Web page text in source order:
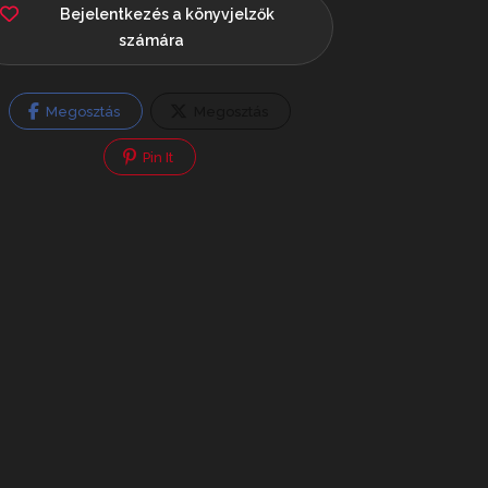
Bejelentkezés a könyvjelzők
számára
Megosztás
Pin It